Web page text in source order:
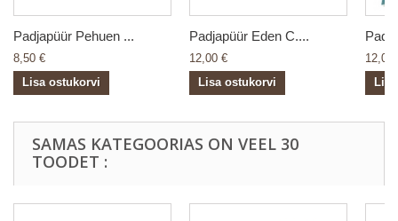
Padjapüür Pehuen ...
8,50 €
Lisa ostukorvi
Padjapüür Eden C....
12,00 €
Lisa ostukorvi
12,00
SAMAS KATEGOORIAS ON VEEL 30
TOODET :